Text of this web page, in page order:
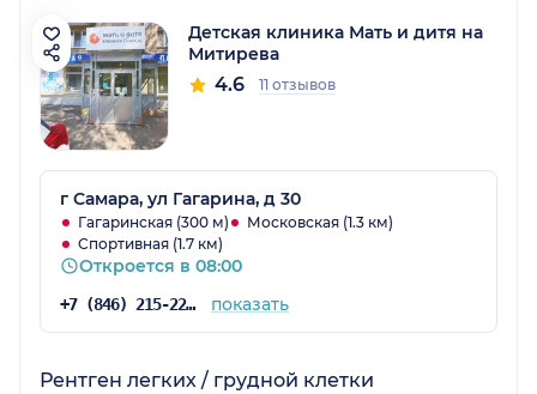
Детская клиника Мать и дитя на
Митирева
4.6 11 отзывов
г Самара, ул Гагарина, д 30
Гагаринская (300 м)
Московская (1.3 км)
Спортивная (1.7 км)
Откроется в 08:00
+7 (846) 215-22-03 показать
Рентген легких / грудной клетки